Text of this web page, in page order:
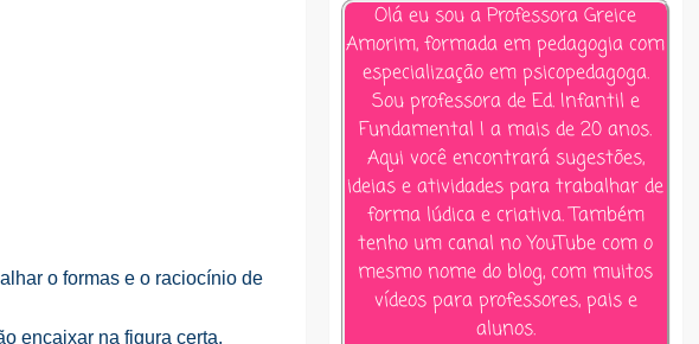
o formas e o raciocínio de
encaixar na figura certa.
Olá eu sou a Professora Greice
Amorim, formada em pedagogia com
especialização em psicopedagoga.
Sou professora de Ed. Infantil e
Fundamental I a mais de 20 anos.
Aqui você encontrará sugestões,
ideias e atividades para trabalhar de
forma lúdica e criativa. Também
tenho um canal no YouTube com o
mesmo nome do blog, com muitos
vídeos para professores, pais e
alunos.